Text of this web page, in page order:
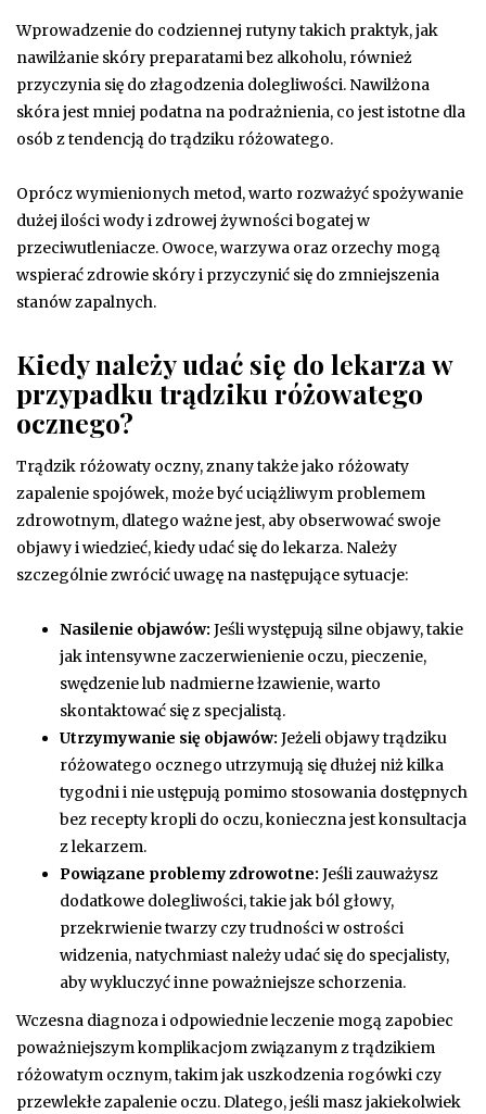
Wprowadzenie do codziennej rutyny takich praktyk, jak
nawilżanie skóry preparatami bez alkoholu, również
przyczynia się do złagodzenia dolegliwości. Nawilżona
skóra jest mniej podatna na podrażnienia, co jest istotne dla
osób z tendencją do trądziku różowatego.
Oprócz wymienionych metod, warto rozważyć spożywanie
dużej ilości wody i zdrowej żywności bogatej w
przeciwutleniacze. Owoce, warzywa oraz orzechy mogą
wspierać zdrowie skóry i przyczynić się do zmniejszenia
stanów zapalnych.
Kiedy należy udać się do lekarza w
przypadku trądziku różowatego
ocznego?
Trądzik różowaty oczny, znany także jako różowaty
zapalenie spojówek, może być uciążliwym problemem
zdrowotnym, dlatego ważne jest, aby obserwować swoje
objawy i wiedzieć, kiedy udać się do lekarza. Należy
szczególnie zwrócić uwagę na następujące sytuacje:
Nasilenie objawów: Jeśli występują silne objawy, takie
jak intensywne zaczerwienienie oczu, pieczenie,
swędzenie lub nadmierne łzawienie, warto
skontaktować się z specjalistą.
Utrzymywanie się objawów: Jeżeli objawy trądziku
różowatego ocznego utrzymują się dłużej niż kilka
tygodni i nie ustępują pomimo stosowania dostępnych
bez recepty kropli do oczu, konieczna jest konsultacja
z lekarzem.
Powiązane problemy zdrowotne: Jeśli zauważysz
dodatkowe dolegliwości, takie jak ból głowy,
przekrwienie twarzy czy trudności w ostrości
widzenia, natychmiast należy udać się do specjalisty,
aby wykluczyć inne poważniejsze schorzenia.
Wczesna diagnoza i odpowiednie leczenie mogą zapobiec
poważniejszym komplikacjom związanym z trądzikiem
różowatym ocznym, takim jak uszkodzenia rogówki czy
przewlekłe zapalenie oczu. Dlatego, jeśli masz jakiekolwiek